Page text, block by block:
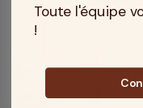
Toute l'équipe
!